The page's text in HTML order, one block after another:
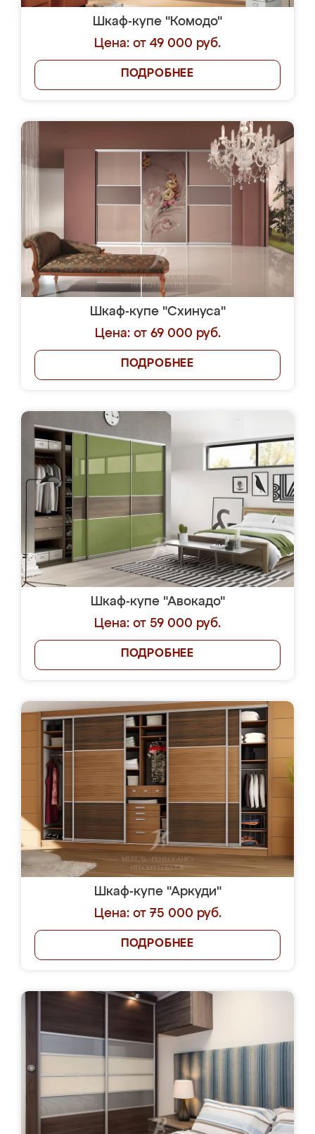
Шкаф-купе "Комодо"
Цена: от 49 000 руб.
ПОДРОБНЕЕ
Шкаф-купе "Схинуса"
Цена: от 69 000 руб.
ПОДРОБНЕЕ
Шкаф-купе "Авокадо"
Цена: от 59 000 руб.
ПОДРОБНЕЕ
Шкаф-купе "Аркуди"
Цена: от 75 000 руб.
ПОДРОБНЕЕ